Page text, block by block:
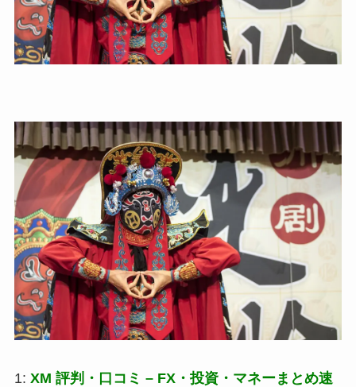
1: XM 評判・口コミ – FX・投資・マネーまとめ速